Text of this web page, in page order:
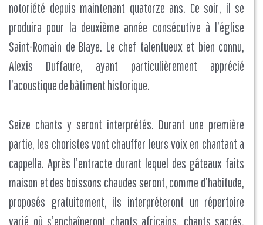
notoriété depuis maintenant quatorze ans. Ce soir, il se
produira pour la deuxième année consécutive à l’église
Saint-Romain de Blaye. Le chef talentueux et bien connu,
Alexis Duffaure, ayant particulièrement apprécié
l’acoustique de bâtiment historique.
Seize chants y seront interprétés. Durant une première
partie, les choristes vont chauffer leurs voix en chantant a
cappella. Après l’entracte durant lequel des gâteaux faits
maison et des boissons chaudes seront, comme d’habitude,
proposés gratuitement, ils interpréteront un répertoire
varié où s’enchaîneront chants africains, chants sacrés,